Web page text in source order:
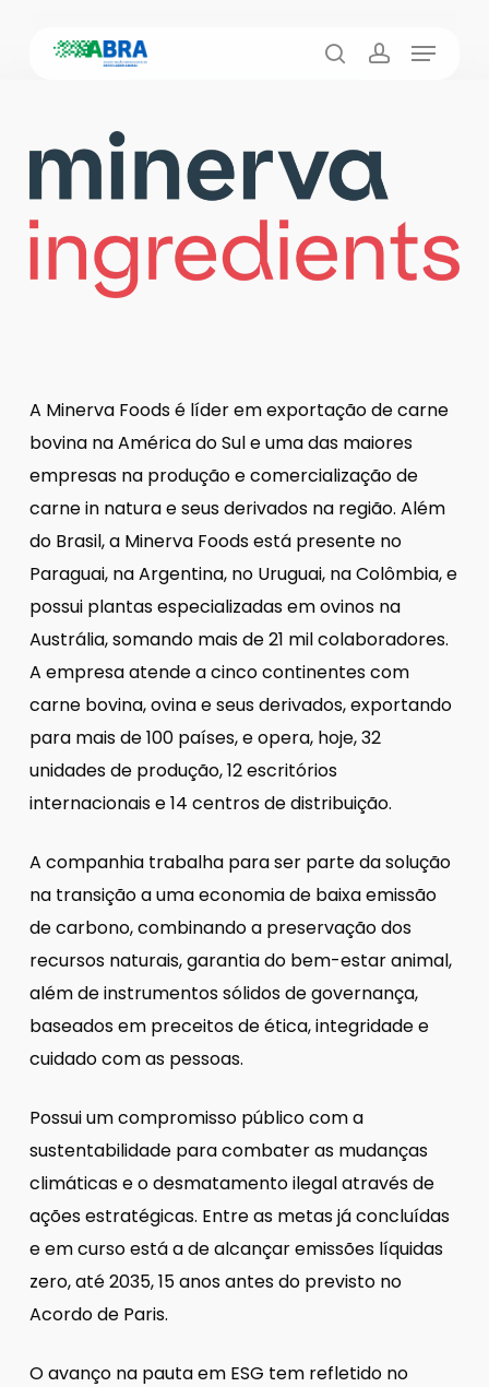
Menu
A Minerva Foods é líder em exportação de carne
bovina na América do Sul e uma das maiores
empresas na produção e comercialização de
carne in natura e seus derivados na região. Além
do Brasil, a Minerva Foods está presente no
Paraguai, na Argentina, no Uruguai, na Colômbia, e
possui plantas especializadas em ovinos na
Austrália, somando mais de 21 mil colaboradores.
A empresa atende a cinco continentes com
carne bovina, ovina e seus derivados, exportando
para mais de 100 países, e opera, hoje, 32
unidades de produção, 12 escritórios
internacionais e 14 centros de distribuição.
A companhia trabalha para ser parte da solução
na transição a uma economia de baixa emissão
de carbono, combinando a preservação dos
recursos naturais, garantia do bem-estar animal,
além de instrumentos sólidos de governança,
baseados em preceitos de ética, integridade e
cuidado com as pessoas.
Possui um compromisso público com a
sustentabilidade para combater as mudanças
climáticas e o desmatamento ilegal através de
ações estratégicas. Entre as metas já concluídas
e em curso está a de alcançar emissões líquidas
zero, até 2035, 15 anos antes do previsto no
Acordo de Paris.
O avanço na pauta em ESG tem refletido no